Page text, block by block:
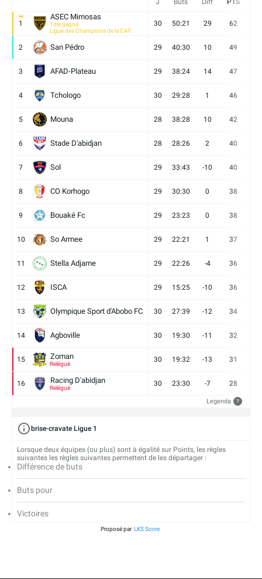
1
ASEC Mimosas
Titre gagné
Ligue des Champions de la CAF
30 50:21 29 62
2 San Pédro 29 40:30 10 49
3 AFAD-Plateau 29 38:24 14 47
4 Tchologo 30 29:28 1 46
5 Mouna 28 38:28 10 42
6 Stade D'abidjan 28 28:26 2 40
7 Sol 29 33:43 -10 40
8 CO Korhogo 29 30:30 0 38
9 Bouaké Fc 29 23:23 0 38
10 So Armee 29 22:21 1 37
11 Stella Adjame 29 22:26 -4 36
12 ISCA 29 15:25 -10 36
13 Olympique Sport d'Abobo FC 30 27:39 -12 34
14 Agboville 30 19:30 -11 32
15 Zoman
Relégué
30 19:32 -13 31
16 Racing D'abidjan
Relégué
30 23:30 -7 28
Legenda ?
brise-cravate Ligue 1
Lorsque deux équipes (ou plus) sont à égalité sur Points, les règles
suivantes les règles suivantes permettent de les départager :
Différence de buts
Buts pour
Victoires
Proposé par LKS Score